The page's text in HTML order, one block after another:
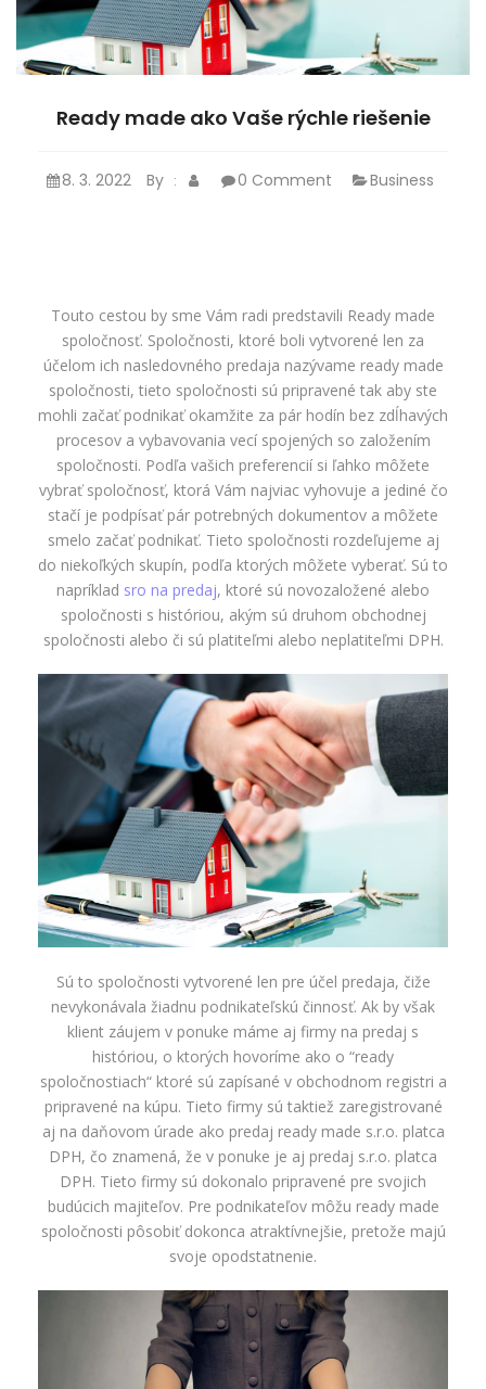
Ready made ako Vaše rýchle riešenie
8. 3. 2022 By : 0 Comment Business
Touto cestou by sme Vám radi predstavili Ready made
spoločnosť. Spoločnosti, ktoré boli vytvorené len za
účelom ich nasledovného predaja nazývame ready made
spoločnosti, tieto spoločnosti sú pripravené tak aby ste
mohli začať podnikať okamžite za pár hodín bez zdĺhavých
procesov a vybavovania vecí spojených so založením
spoločnosti. Podľa vašich preferencií si ľahko môžete
vybrať spoločnosť, ktorá Vám najviac vyhovuje a jediné čo
stačí je podpísať pár potrebných dokumentov a môžete
smelo začať podnikať. Tieto spoločnosti rozdeľujeme aj
do niekoľkých skupín, podľa ktorých môžete vyberať. Sú to
napríklad sro na predaj, ktoré sú novozaložené alebo
spoločnosti s históriou, akým sú druhom obchodnej
spoločnosti alebo či sú platiteľmi alebo neplatiteľmi DPH.
Sú to spoločnosti vytvorené len pre účel predaja, čiže
nevykonávala žiadnu podnikateľskú činnosť. Ak by však
klient záujem v ponuke máme aj firmy na predaj s
históriou, o ktorých hovoríme ako o “ready
spoločnostiach“ ktoré sú zapísané v obchodnom registri a
pripravené na kúpu. Tieto firmy sú taktiež zaregistrované
aj na daňovom úrade ako predaj ready made s.r.o. platca
DPH, čo znamená, že v ponuke je aj predaj s.r.o. platca
DPH. Tieto firmy sú dokonalo pripravené pre svojich
budúcich majiteľov. Pre podnikateľov môžu ready made
spoločnosti pôsobiť dokonca atraktívnejšie, pretože majú
svoje opodstatnenie.